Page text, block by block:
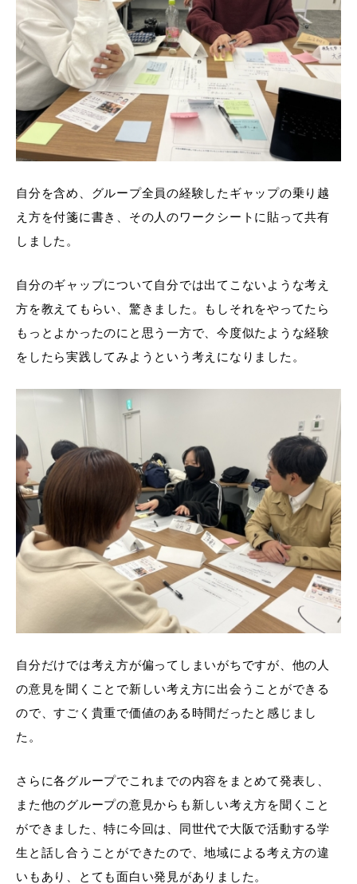
自分を含め、グループ全員の経験したギャップの乗り越
え方を付箋に書き、その人のワークシートに貼って共有
しました。
自分のギャップについて自分では出てこないような考え
方を教えてもらい、驚きました。もしそれをやってたら
もっとよかったのにと思う一方で、今度似たような経験
をしたら実践してみようという考えになりました。
自分だけでは考え方が偏ってしまいがちですが、他の人
の意見を聞くことで新しい考え方に出会うことができる
ので、すごく貴重で価値のある時間だったと感じまし
た。
さらに各グループでこれまでの内容をまとめて発表し、
また他のグループの意見からも新しい考え方を聞くこと
ができました、特に今回は、同世代で大阪で活動する学
生と話し合うことができたので、地域による考え方の違
いもあり、とても面白い発見がありました。